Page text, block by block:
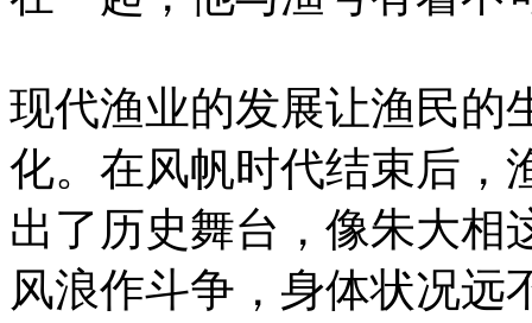
现代渔业的发展让渔民的
化。在风帆时代结束后，
出了历史舞台，像朱大相
风浪作斗争，身体状况远